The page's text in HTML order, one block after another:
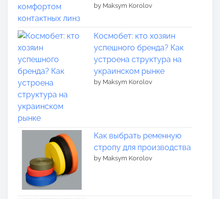
by Maksym Korolov
Космобет: кто хозяин
успешного бренда? Как
устроена структура на
украинском рынке
by Maksym Korolov
Как выбрать ременную
стропу для производства
by Maksym Korolov